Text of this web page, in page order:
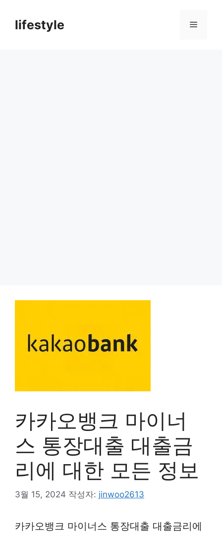
lifestyle 메
카카오뱅크 마이너
스 통장대출 대출금
리에 대한 모든 정보
3월 15, 2024 작성자: jinwoo2613
카카오뱅크 마이너스 통장대출 대출금리에